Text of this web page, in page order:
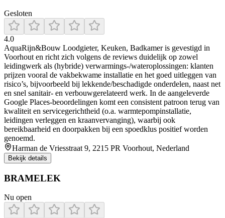
Gesloten
4.0
AquaRijn&Bouw Loodgieter, Keuken, Badkamer is gevestigd in
Voorhout en richt zich volgens de reviews duidelijk op zowel
leidingwerk als (hybride) verwarmings-/wateroplossingen: klanten
prijzen vooral de vakbekwame installatie en het goed uitleggen van
risico’s, bijvoorbeeld bij lekkende/beschadigde onderdelen, naast net
en snel sanitair- en verbouwgerelateerd werk. In de aangeleverde
Google Places-beoordelingen komt een consistent patroon terug van
kwaliteit en servicegerichtheid (o.a. warmtepompinstallatie,
leidingen verleggen en kraanvervanging), waarbij ook
bereikbaarheid en doorpakken bij een spoedklus positief worden
genoemd.
Harman de Vriesstraat 9, 2215 PR Voorhout, Nederland
Bekijk details
BRAMELEK
Nu open